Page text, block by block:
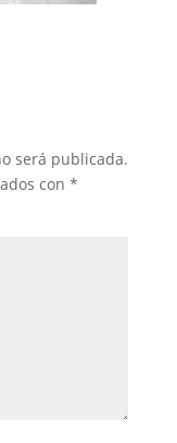
será publicada.
con *